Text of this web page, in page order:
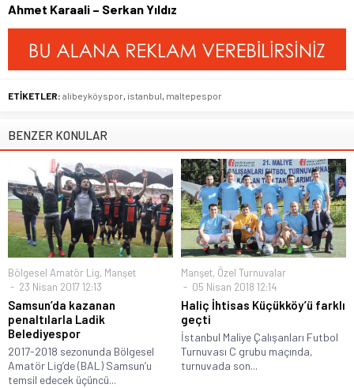
Ahmet Karaali – Serkan Yıldız
ETİKETLER: alibeyköyspor istanbul maltepespor
BENZER KONULAR
Bölgesel Amatör Lig, Manşet
23 Nisan 2017 12:13
Samsun’da kazanan
penaltılarla Ladik
Belediyespor
2017-2018 sezonunda Bölgesel
Amatör Lig’de (BAL) Samsun’u
temsil edecek üçüncü...
Manşet, Özel Turnuvalar
05 Nisan 2018 12:14
Haliç İhtisas Küçükköy’ü farklı
geçti
İstanbul Maliye Çalışanları Futbol
Turnuvası C grubu maçında,
turnuvada son...